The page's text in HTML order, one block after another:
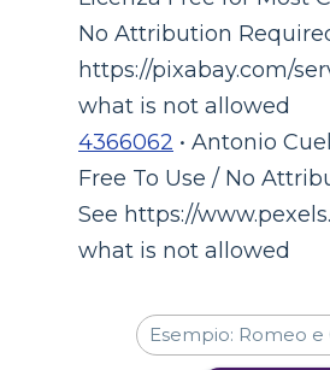
No Attribution
https://pixabay.com/
what is not allowed
4366062 • Antonio
Free To Use / No
See https://
what is not allowed